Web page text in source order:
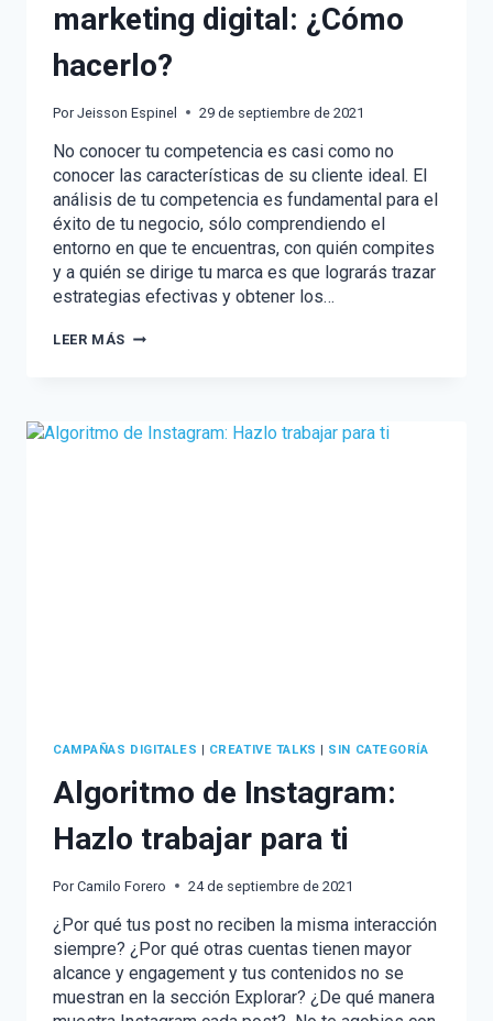
marketing digital: ¿Cómo
hacerlo?
Por Jeisson Espinel 29 de septiembre de 2021
No conocer tu competencia es casi como no
conocer las características de su cliente ideal. El
análisis de tu competencia es fundamental para el
éxito de tu negocio, sólo comprendiendo el
entorno en que te encuentras, con quién compites
y a quién se dirige tu marca es que lograrás trazar
estrategias efectivas y obtener los…
LEER MÁS EL
EN
CAMPAÑAS DIGITALES | CREATIVE TALKS | SIN CATEGORÍA
Algoritmo de Instagram:
Hazlo trabajar para ti
Por Camilo Forero 24 de septiembre de 2021
¿Por qué tus post no reciben la misma interacción
siempre? ¿Por qué otras cuentas tienen mayor
alcance y engagement y tus contenidos no se
muestran en la sección Explorar? ¿De qué manera